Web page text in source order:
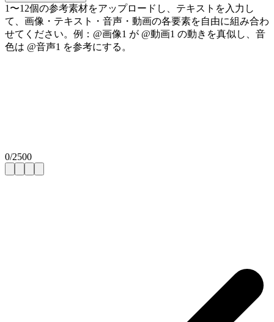
1〜12個の参考素材をアップロードし、テキストを入力し
て、画像・テキスト・音声・動画の各要素を自由に組み合わ
せてください。例：@画像1 が @動画1 の動きを真似し、音
色は @音声1 を参考にする。
0/2500